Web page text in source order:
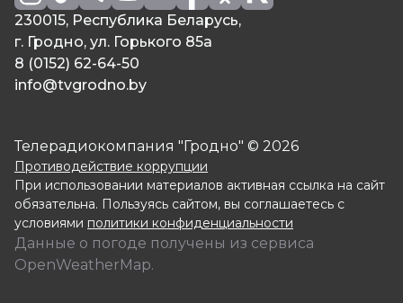
230015, Республика Беларусь,
г. Гродно, ул. Горького 85а
8 (0152) 62-64-50
info@tvgrodno.by
Телерадиокомпания "Гродно" © 2026
Противодействие коррупции
При использовании материалов активная ссылка на сайт
обязательна. Пользуясь сайтом, вы соглашаетесь с
условиями политики конфиденциальности
Данные о погоде получены из сервиса
OpenWeatherMap.